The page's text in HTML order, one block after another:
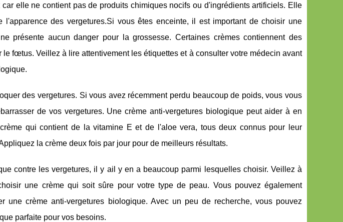
elle ne contient pas de produits chimiques nocifs ou d'ingrédients artificiels. Elle
l'apparence des vergetures.Si vous êtes enceinte, il est important de choisir une
présente aucun danger pour la grossesse. Certaines crèmes contiennent des
fœtus. Veillez à lire attentivement les étiquettes et à consulter votre médecin avant
des vergetures. Si vous avez récemment perdu beaucoup de poids, vous vous
de vos vergetures. Une crème anti-vergetures biologique peut aider à en
qui contient de la vitamine E et de l'aloe vera, tous deux connus pour leur
la crème deux fois par jour pour de meilleurs résultats.
contre les vergetures, il y ail y en a beaucoup parmi lesquelles choisir. Veillez à
une crème qui soit sûre pour votre type de peau. Vous pouvez également
une crème anti-vergetures biologique. Avec un peu de recherche, vous pouvez
parfaite pour vos besoins.